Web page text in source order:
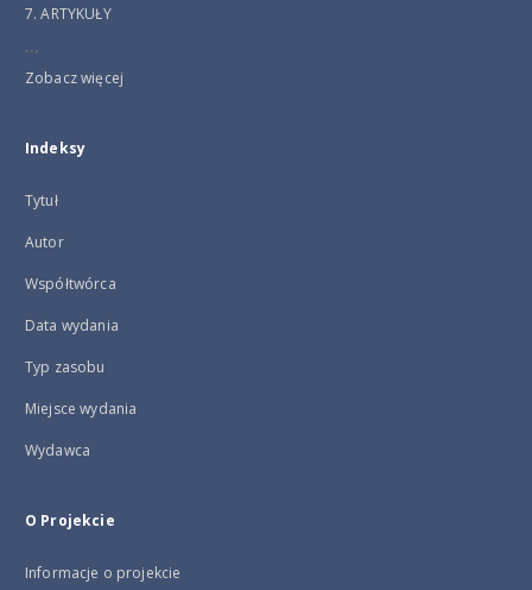
7. ARTYKUŁY
...
Zobacz więcej
Indeksy
Tytuł
Autor
Współtwórca
Data wydania
Typ zasobu
Miejsce wydania
Wydawca
O Projekcie
Informacje o projekcie